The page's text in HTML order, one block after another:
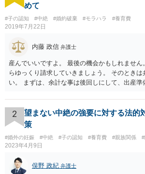
めて
#子の認知 #中絶 #婚約破棄 #モラハラ #養育費
2019年7月22日
内藤 政信 弁護士
産んでいいですよ。 最後の機会かもしれませ
らゆっくり請求していきましょう。 そのときは
い。 まずは、余計な事は後回しにして、出産準
2
望まない中絶の強要に対する法的
策
#婚外の妊娠 #中絶 #子の認知 #養育費 #親族関係
2023年4月9日
俣野 政紀 弁護士